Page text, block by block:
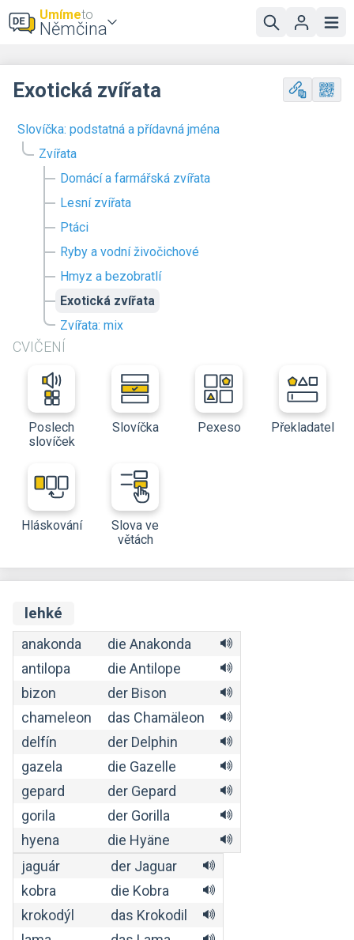
Umímeto
Němčina
Slovíčka: podstatná a přídavná jména
Zvířata
Domácí a farmářská zvířata
Lesní zvířata
Ptáci
Ryby a vodní živočichové
Hmyz a bezobratlí
Exotická zvířata
Zvířata: mix
CVIČENÍ
Poslech
slovíček
Slovíčka Pexeso Překladatel
Hláskování
Slova ve
větách
Exotická zvířata
lehké
anakonda
die Anakonda
antilopa
die Antilope
bizon
der Bison
chameleon
das Chamäleon
delfín
der Delphin
gazela
die Gazelle
gepard
der Gepard
gorila
der Gorilla
hyena
die Hyäne
jaguár
der Jaguar
kobra
die Kobra
krokodýl
das Krokodil